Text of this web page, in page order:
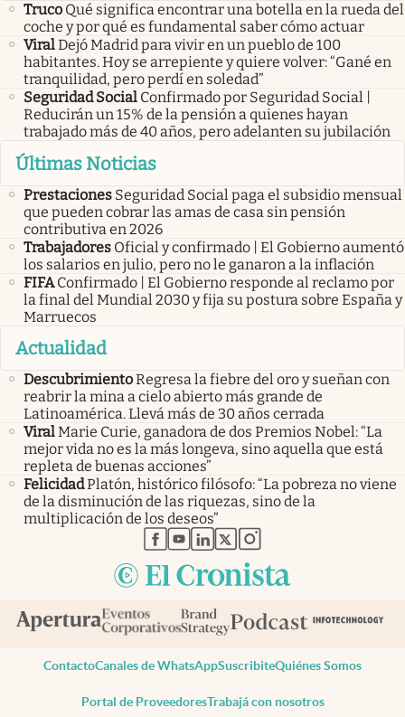
Truco Qué significa encontrar una botella en la rueda del
coche y por qué es fundamental saber cómo actuar
ViralDejó Madrid para vivir en un pueblo de 100
habitantes. Hoy se arrepiente y quiere volver: “Gané en
tranquilidad, pero perdí en soledad”
Seguridad Social Confirmado por Seguridad Social |
Reducirán un 15% de la pensión a quienes hayan
trabajado más de 40 años, pero adelanten su jubilación
Últimas Noticias
Prestaciones Seguridad Social paga el subsidio mensual
que pueden cobrar las amas de casa sin pensión
contributiva en 2026
Trabajadores Oficial y confirmado | El Gobierno aumentó
los salarios en julio, pero no le ganaron a la inflación
FIFA Confirmado | El Gobierno responde al reclamo por
la final del Mundial 2030 y fija su postura sobre España y
Marruecos
Actualidad
DescubrimientoRegresa la fiebre del oro y sueñan con
reabrir la mina a cielo abierto más grande de
Latinoamérica. Llevá más de 30 años cerrada
ViralMarie Curie, ganadora de dos Premios Nobel: “La
mejor vida no es la más longeva, sino aquella que está
repleta de buenas acciones”
FelicidadPlatón, histórico filósofo: “La pobreza no viene
de la disminución de las riquezas, sino de la
multiplicación de los deseos”
abre en nueva pestaña
abre en nueva pestaña
abre en nueva pestaña
abre en nueva pestaña
abre en nueva pestaña
ContactoCanales de WhatsAppSuscribiteQuiénes Somos
Portal de ProveedoresTrabajá con nosotros